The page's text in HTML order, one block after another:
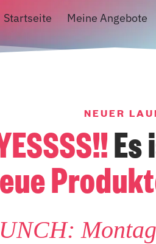
Startseite Meine Angebote
NEUER